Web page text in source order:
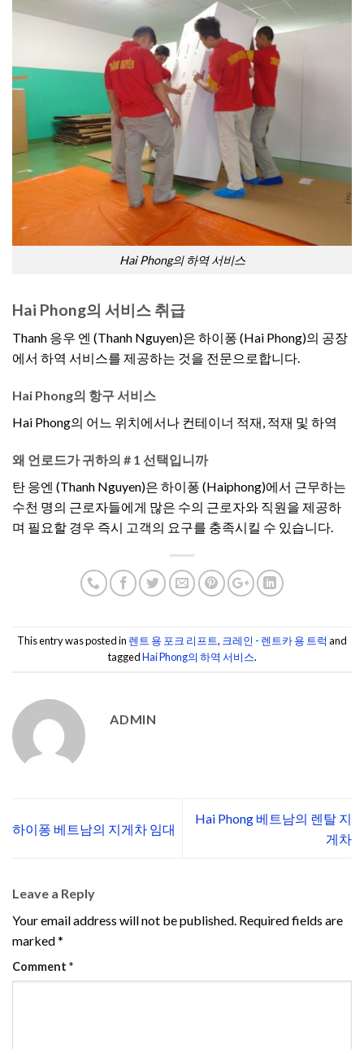
Hai Phong의 하역 서비스
Hai Phong의 서비스 취급
Thanh 응우 엔 (Thanh Nguyen)은 하이퐁 (Hai Phong)의 공장
에서 하역 서비스를 제공하는 것을 전문으로합니다.
Hai Phong의 항구 서비스
Hai Phong의 어느 위치에서나 컨테이너 적재, 적재 및 하역
왜 언로드가 귀하의 # 1 선택입니까
탄 응엔 (Thanh Nguyen)은 하이퐁 (Haiphong)에서 근무하는
수천 명의 근로자들에게 많은 수의 근로자와 직원을 제공하
며 필요할 경우 즉시 고객의 요구를 충족시킬 수 있습니다.
This entry was posted in 렌트 용 포크 리프트, 크레인 - 렌트카 용 트럭 and
taggedHai Phong의 하역 서비스.
ADMIN
하이퐁 베트남의 지게차 임대
Hai Phong 베트남의 렌탈 지
게차
Leave a Reply
Your email address will not be published. Required fields are
marked*
Comment *